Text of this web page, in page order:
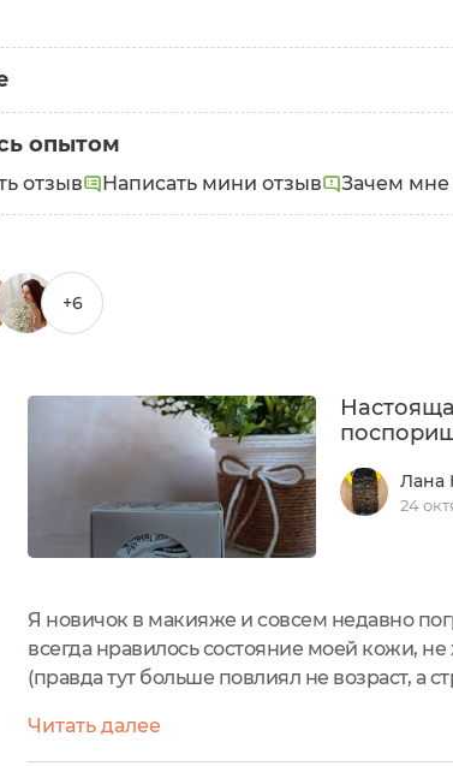
опытом
отзыв Написать мини отзыв Зачем мне
+6
Лана
24
Я новичок в макияже и совсем недавно
всегда нравилось состояние моей кожи,
(правда тут больше повлиял не возраст, а
блогеров и пришла...
Читать далее